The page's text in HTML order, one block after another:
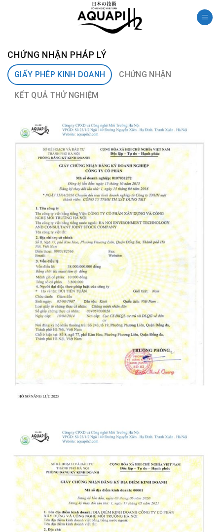
CHỨNG NHẬN PHÁP LÝ
GIẤY PHÉP KINH DOANH CHỨNG NHẬN
KẾT QUẢ THỬ NGHIỆM